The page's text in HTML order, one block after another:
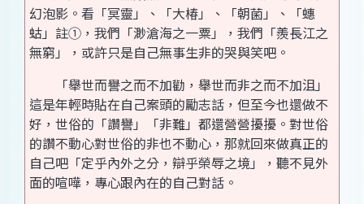
幻泡影。看「冥靈」、「大椿」、「朝菌」、「蟪
蛄」註①，我們「渺滄海之一粟」，我們「羨長江之
無窮」，或許只是自己無事生非的哭與笑吧。
「舉世而譽之而不加勸，舉世而非之而不加沮」
這是年輕時貼在自己案頭的勵志話，但至今也還做不
好，世俗的「讚譽」「非難」都還營營擾擾。對世俗
的讚不動心對世俗的非也不動心，那就回來做真正的
自己吧「定乎內外之分，辯乎榮辱之境」，聽不見外
面的喧嘩，專心跟內在的自己對話。